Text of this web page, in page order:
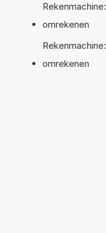
omrekenen
omrekenen